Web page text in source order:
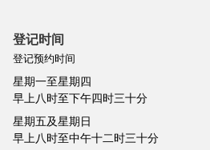
登记时间
登记预约时间
星期一至星期四
早上八时至下午四时三十分
星期五及星期日
早上八时至中午十二时三十分